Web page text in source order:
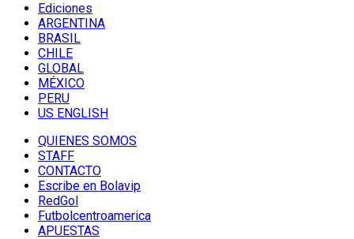
Ediciones
ARGENTINA
BRASIL
CHILE
GLOBAL
MÉXICO
PERU
US ENGLISH
QUIENES SOMOS
STAFF
CONTACTO
Escribe en Bolavip
RedGol
Futbolcentroamerica
APUESTAS